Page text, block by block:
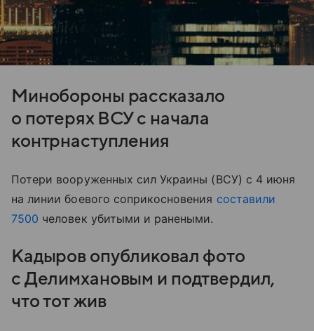
Минобороны рассказало
о потерях ВСУ с начала
контрнаступления
Потери вооруженных сил Украины (ВСУ) с 4 июня
на линии боевого соприкосновения составили
7500 человек убитыми и ранеными.
Кадыров опубликовал фото
с Делимхановым и подтвердил,
что тот жив